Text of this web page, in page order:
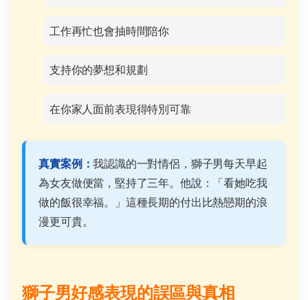
工作再忙也會抽時間陪你
支持你的夢想和規劃
在你家人面前表現得特別可靠
真實案例：我認識的一對情侶，獅子男每天早起
為女友做便當，堅持了三年。他說：「看她吃我
做的飯很幸福。」這種長期的付出比熱戀期的浪
漫更可貴。
獅子男好感表現的誤區與真相